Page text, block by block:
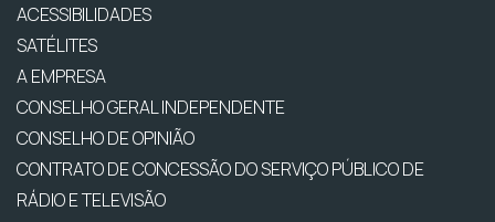
ACESSIBILIDADES
SATÉLITES
A EMPRESA
CONSELHO GERAL INDEPENDENTE
CONSELHO DE OPINIÃO
CONTRATO DE CONCESSÃO DO SERVIÇO PÚBLICO DE
RÁDIO E TELEVISÃO